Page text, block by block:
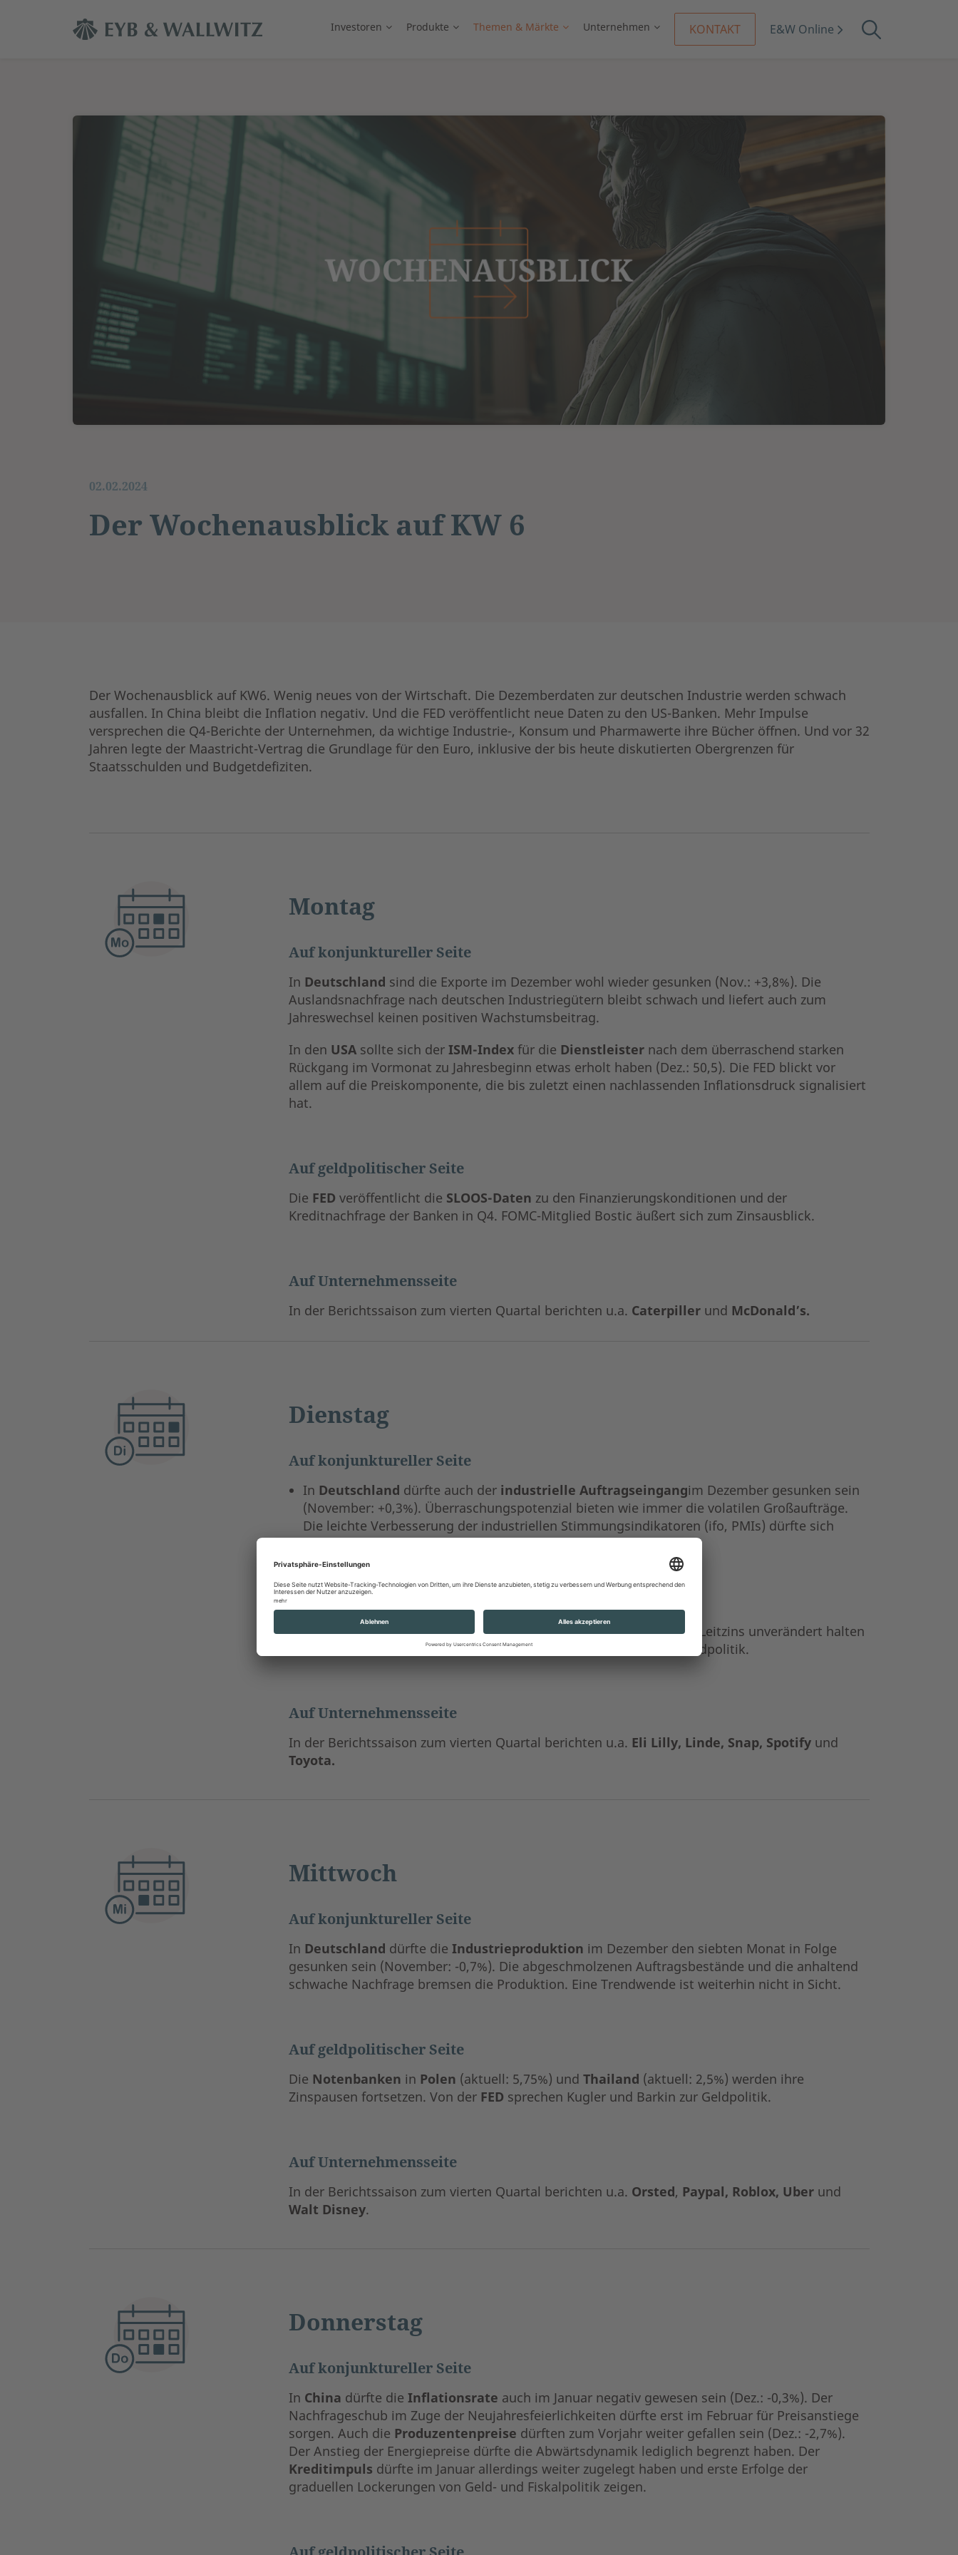
Investoren Produkte Themen & Märkte Unternehmen KONTAKT E&W Online
02.02.2024
Der Wochenausblick auf KW 6
Der Wochenausblick auf KW6. Wenig neues von der Wirtschaft. Die Dezemberdaten zur deutschen Industrie werden schwach
ausfallen. In China bleibt die Inflation negativ. Und die FED veröffentlicht neue Daten zu den US-Banken. Mehr Impulse
versprechen die Q4-Berichte der Unternehmen, da wichtige Industrie-, Konsum und Pharmawerte ihre Bücher öffnen. Und vor 32
Jahren legte der Maastricht-Vertrag die Grundlage für den Euro, inklusive der bis heute diskutierten Obergrenzen für
Staatsschulden und Budgetdefiziten.
Montag
Auf konjunktureller Seite
In Deutschland sind die Exporte im Dezember wohl wieder gesunken (Nov.: +3,8%). Die
Auslandsnachfrage nach deutschen Industriegütern bleibt schwach und liefert auch zum
Jahreswechsel keinen positiven Wachstumsbeitrag.
In den USA sollte sich der ISM-Index für die Dienstleisternach dem überraschend starken
Rückgang im Vormonat zu Jahresbeginn etwas erholt haben (Dez.: 50,5). Die FED blickt vor
allem auf die Preiskomponente, die bis zuletzt einen nachlassenden Inflationsdruck signalisiert
hat.
Auf geldpolitischer Seite
Die FED veröffentlicht die SLOOS-Daten zu den Finanzierungskonditionen und der
Kreditnachfrage der Banken in Q4. FOMC-Mitglied Bostic äußert sich zum Zinsausblick.
Auf Unternehmensseite
In der Berichtssaison zum vierten Quartal berichten u.a. Caterpiller und McDonald’s.
Dienstag
Auf konjunktureller Seite
In Deutschland dürfte auch der industrielle Auftragseingangim Dezember gesunken sein
(November: +0,3%). Überraschungspotenzial bieten wie immer die volatilen Großaufträge.
Die leichte Verbesserung der industriellen Stimmungsindikatoren (ifo, PMIs) dürfte sich
(noch) nicht in den „harten“ Daten zeigen.
Auf geldpolitischer Seite
DieNotenbankinAustraliendürfte auf ihrer Februarsitzung ihren Leitzins unverändert halten
(aktuell: 4,35%). Von derFEDäußern sich Mester und Harker zur Geldpolitik.
Auf Unternehmensseite
In der Berichtssaison zum vierten Quartal berichten u.a. Eli Lilly, Linde, Snap, Spotify und
Toyota.
Mittwoch
Auf konjunktureller Seite
In Deutschland dürfte die Industrieproduktion im Dezember den siebten Monat in Folge
gesunken sein (November: -0,7%). Die abgeschmolzenen Auftragsbestände und die anhaltend
schwache Nachfrage bremsen die Produktion. Eine Trendwende ist weiterhin nicht in Sicht.
Auf geldpolitischer Seite
Die Notenbanken in Polen (aktuell: 5,75%) und Thailand (aktuell: 2,5%) werden ihre
Zinspausen fortsetzen. Von der FED sprechen Kugler und Barkin zur Geldpolitik.
Auf Unternehmensseite
In der Berichtssaison zum vierten Quartal berichten u.a. Orsted, Paypal, Roblox, Uber und
Walt Disney.
Donnerstag
Auf konjunktureller Seite
In China dürfte die Inflationsrate auch im Januar negativ gewesen sein (Dez.: -0,3%). Der
Nachfrageschub im Zuge der Neujahresfeierlichkeiten dürfte erst im Februar für Preisanstiege
sorgen. Auch die Produzentenpreise dürften zum Vorjahr weiter gefallen sein (Dez.: -2,7%).
Der Anstieg der Energiepreise dürfte die Abwärtsdynamik lediglich begrenzt haben. Der
Kreditimpuls dürfte im Januar allerdings weiter zugelegt haben und erste Erfolge der
graduellen Lockerungen von Geld- und Fiskalpolitik zeigen.